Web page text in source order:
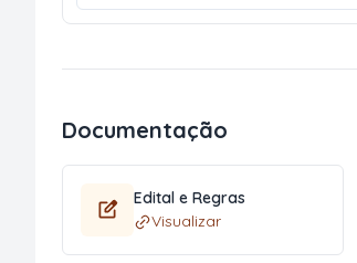
Documentação
Edital e Regras
Visualizar